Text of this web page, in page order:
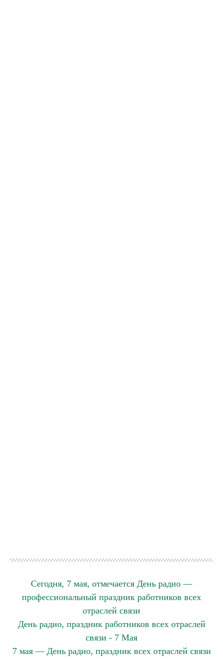
Сегодня, 7 мая, отмечается День радио —
профессиональный праздник работников всех
отраслей связи
День радио, праздник работников всех отраслей
связи - 7 Мая
7 мая — День радио, праздник всех отраслей связи